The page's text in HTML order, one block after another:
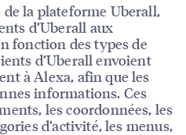
la plateforme Uberall,
d’Uberall aux
fonction des types de
d’Uberall envoient
à Alexa, afin que les
informations. Ces
les coordonnées, les
d’activité, les menus,